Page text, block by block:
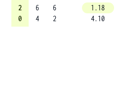
2
0
6
4
6
2
1.18
4.10